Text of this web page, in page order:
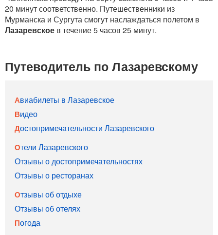
20 минут соответственно. Путешественники из
Мурманска и Сургута смогут наслаждаться полетом в
Лазаревское в течение 5 часов 25 минут.
Путеводитель по Лазаревскому
Авиабилеты в Лазаревское
Видео
Достопримечательности Лазаревского
Отели Лазаревского
Отзывы о достопримечательностях
Отзывы о ресторанах
Отзывы об отдыхе
Отзывы об отелях
Погода